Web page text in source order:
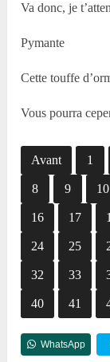
Va donc, je
Pymante
Cette touffe
Vous pourra
Avant 1
8 9 10
16 17
24 25
32 33
40 41
WhatsApp